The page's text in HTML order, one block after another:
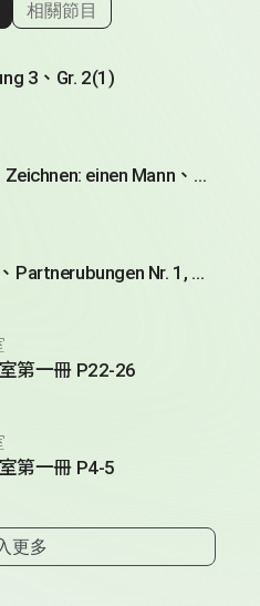
顯示相關單集
相關節目
3、Gr. 2(1)
Dialog 2 (3)、Zeichnen: einen Mann、Lesetext 1(1)
Grammatik 3、Partnerubungen Nr. 1, 3、Dialog 2(1)
第一冊 P22-26
第一冊 P4-5
更多